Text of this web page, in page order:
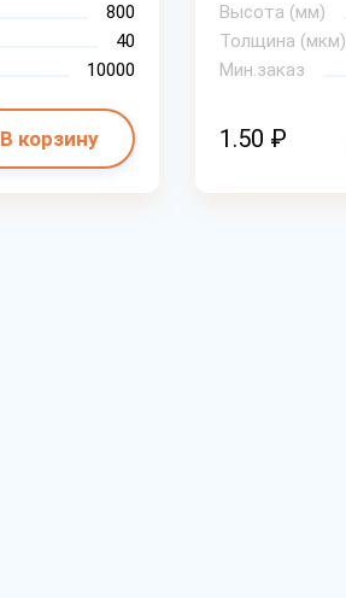
800
40
10000
В корзину
Высота (мм)
Толщина (мкм)
Мин.заказ
1.50 ₽